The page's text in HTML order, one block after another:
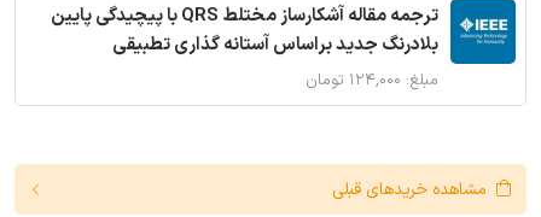
ترجمه مقاله آشکارساز مختلط QRS با پیچیدگی پایین
بلادرنگ جدید براساس آستانه گذاری تطبیقی
مبلغ: ۱۲۴,۰۰۰ تومان
مشاهده خریدهای قبلی